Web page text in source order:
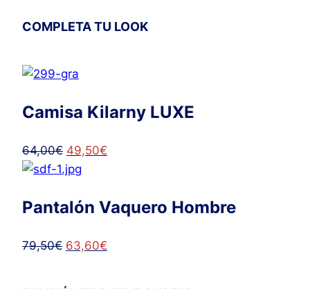
COMPLETA TU LOOK
Camisa Kilarny LUXE
64,00€ El
precio
era:
49,50€
es:
Pantalón Vaquero Hombre
79,50€ El
original
63,60€